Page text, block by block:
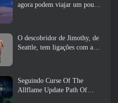
agora podem viajar um pouco
O descobridor de Jimothy, de
Seattle, tem ligações com a
Seguindo Curse Of The
Allflame Update Path Of